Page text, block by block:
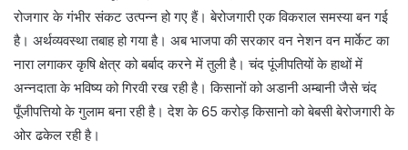
रोजगार के गंभीर संकट उत्पन्न हो गए हैं। बेरोजगारी एक विकराल समस्या बन गई
है। अर्थव्यवस्था तबाह हो गया है। अब भाजपा की सरकार वन नेशन वन मार्केट का
नारा लगाकर कृषि क्षेत्र को बर्बाद करने में तुली है। चंद पूंजीपतियों के हाथों में
अन्नदाता के भविष्य को गिरवी रख रही है। किसानों को अडानी अम्बानी जैसे चंद
पूँजीपत्तियो के गुलाम बना रही है। देश के 65 करोड़ किसानो को बेबसी बेरोजगारी के
ओर ढकेल रही है।